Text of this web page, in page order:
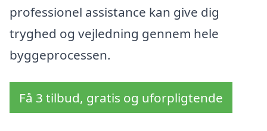
professionel assistance kan give dig
tryghed og vejledning gennem hele
byggeprocessen.
Få 3 tilbud, gratis og uforpligtende